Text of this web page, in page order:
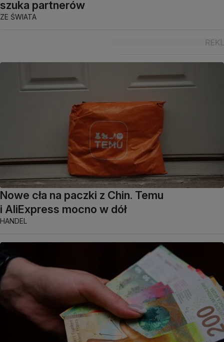
szuka partnerów
ZE ŚWIATA
Nowe cła na paczki z Chin. Temu
i AliExpress mocno w dół
HANDEL